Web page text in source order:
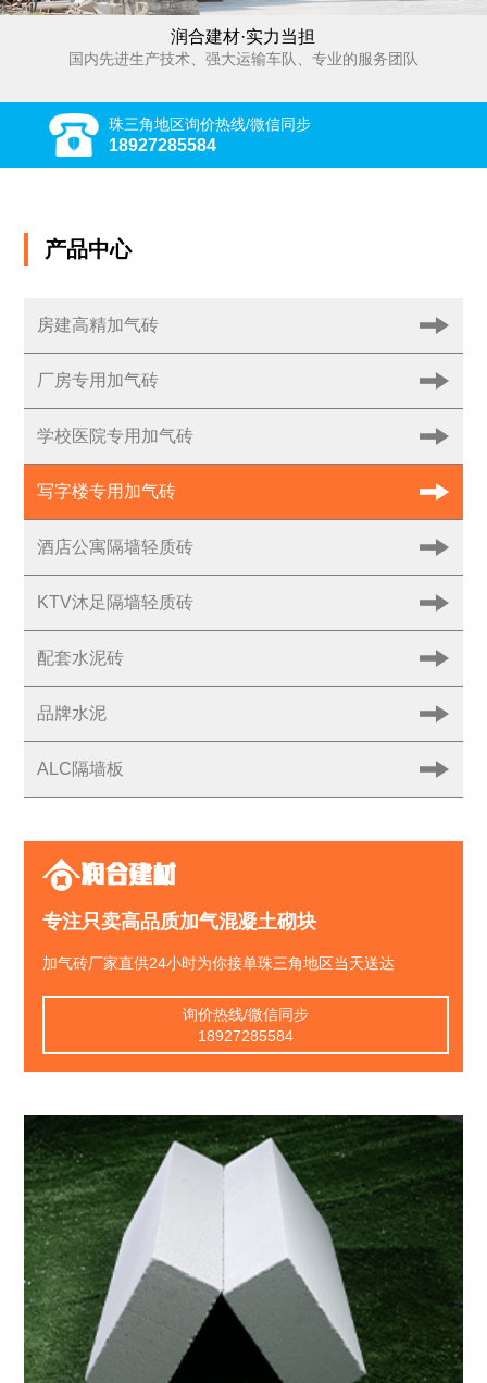
润合建材·实力当担
国内先进生产技术、强大运输车队、专业的服务团队
珠三角地区询价热线/微信同步
18927285584
产品中心
房建高精加气砖
厂房专用加气砖
学校医院专用加气砖
写字楼专用加气砖
酒店公寓隔墙轻质砖
KTV沐足隔墙轻质砖
配套水泥砖
品牌水泥
ALC隔墙板
润合建材
专注只卖高品质加气混凝土砌块
加气砖厂家直供24小时为你接单珠三角地区当天送达
询价热线/微信同步
18927285584